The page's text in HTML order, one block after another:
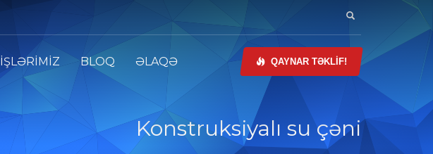
İŞLƏRİMİZ BLOQ ƏLAQƏ QAYNAR TƏKLİF!
Konstruksiyalı su çəni